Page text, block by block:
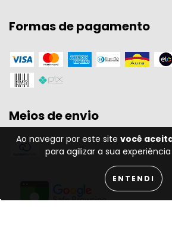
Ao navegar por este site você
para agilizar a sua
ENTENDI
Formas de pagamento
Meios de envio